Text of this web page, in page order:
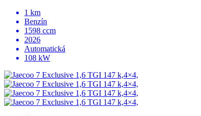
1 km
Benzín
1598 ccm
2026
Automatická
108 kW